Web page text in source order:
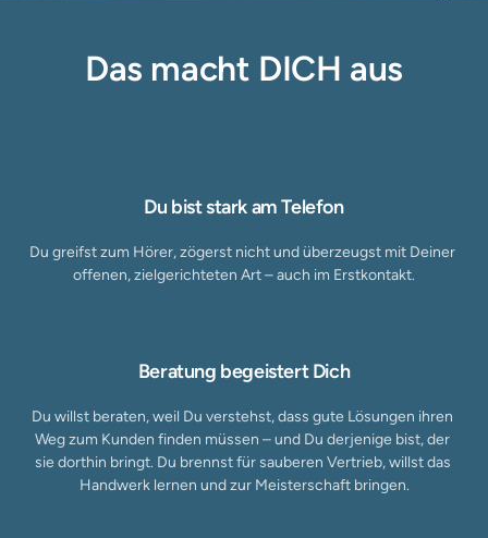
Das macht DICH aus
Du bist stark am Telefon
Du greifst zum Hörer, zögerst nicht und überzeugst mit Deiner
offenen, zielgerichteten Art – auch im Erstkontakt.
Beratung begeistert Dich
Du willst beraten, weil Du verstehst, dass gute Lösungen ihren
Weg zum Kunden finden müssen – und Du derjenige bist, der
sie dorthin bringt. Du brennst für sauberen Vertrieb, willst das
Handwerk lernen und zur Meisterschaft bringen.